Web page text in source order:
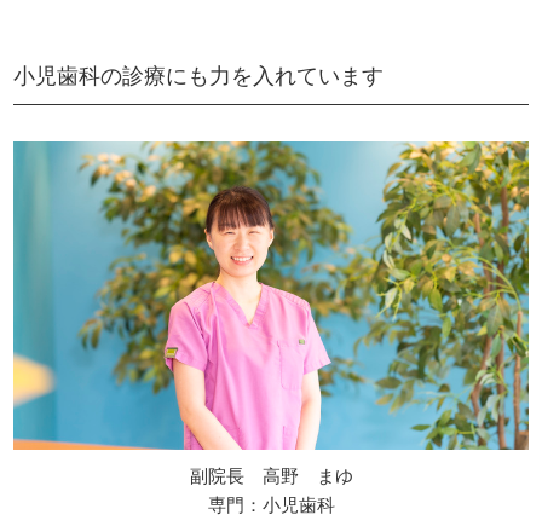
小児歯科の診療にも力を入れています
副院長 高野 まゆ
専門：小児歯科